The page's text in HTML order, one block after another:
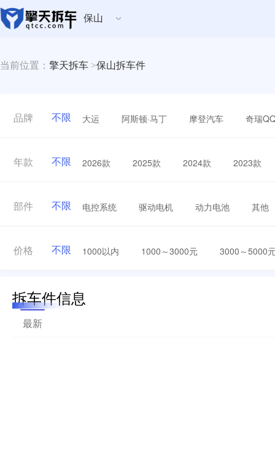
保山
当前位置： 擎天拆车 >保山拆车件
品牌 不限 大运 阿斯顿·马丁 摩登汽车 奇瑞
年款 不限 2026款 2025款 2024款 2023款
部件 不限 电控系统 驱动电机 动力电池 其他
价格 不限 1000以内 1000～3000元 3000～5000
拆车件信息
最新